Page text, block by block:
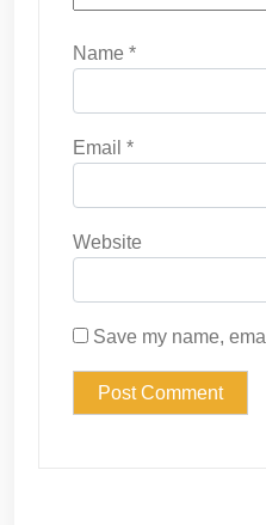
Name *
Email *
Website
Save my name,